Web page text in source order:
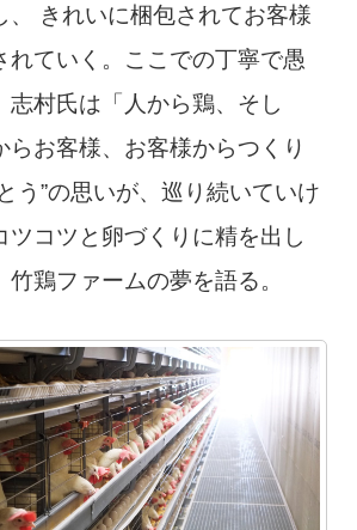
、 きれいに梱包されてお客様
れていく。ここでの丁寧で愚
志村氏は「人から鶏、そし
らお客様、お客様からつくり
う”の思いが、巡り続いていけ
ツコツと卵づくりに精を出し
鶏ファームの夢を語る。